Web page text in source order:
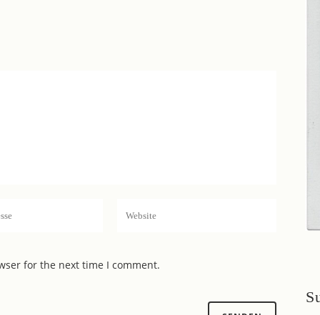
for the next time I comment.